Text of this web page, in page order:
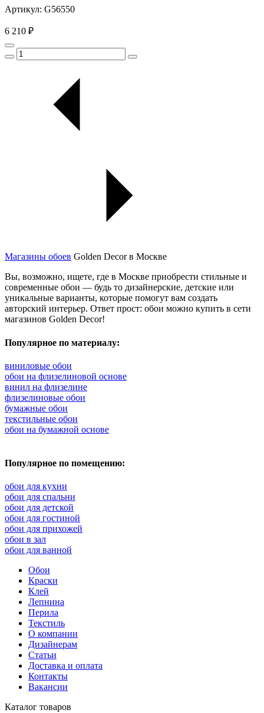
Артикул: G56550
6 210 ₽
Магазины обоев Golden Decor в Москве
Вы, возможно, ищете, где в Москве приобрести стильные и
современные обои — будь то дизайнерские, детские или
уникальные варианты, которые помогут вам создать
авторский интерьер. Ответ прост: обои можно купить в сети
магазинов Golden Decor!
Популярное по материалу:
виниловые обои
обои на флизелиновой основе
винил на флизелине
флизелиновые обои
бумажные обои
текстильные обои
обои на бумажной основе
Популярное по помещению:
обои для кухни
обои для спальни
обои для детской
обои для гостиной
обои для прихожей
обои в зал
обои для ванной
Обои
Краски
Клей
Лепнина
Перила
Текстиль
О компании
Дизайнерам
Статьи
Доставка и оплата
Контакты
Вакансии
Каталог товаров